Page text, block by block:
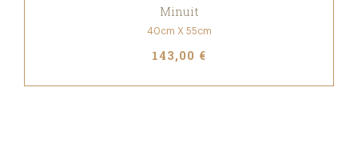
Minuit
40cm X 55cm
143,00 €